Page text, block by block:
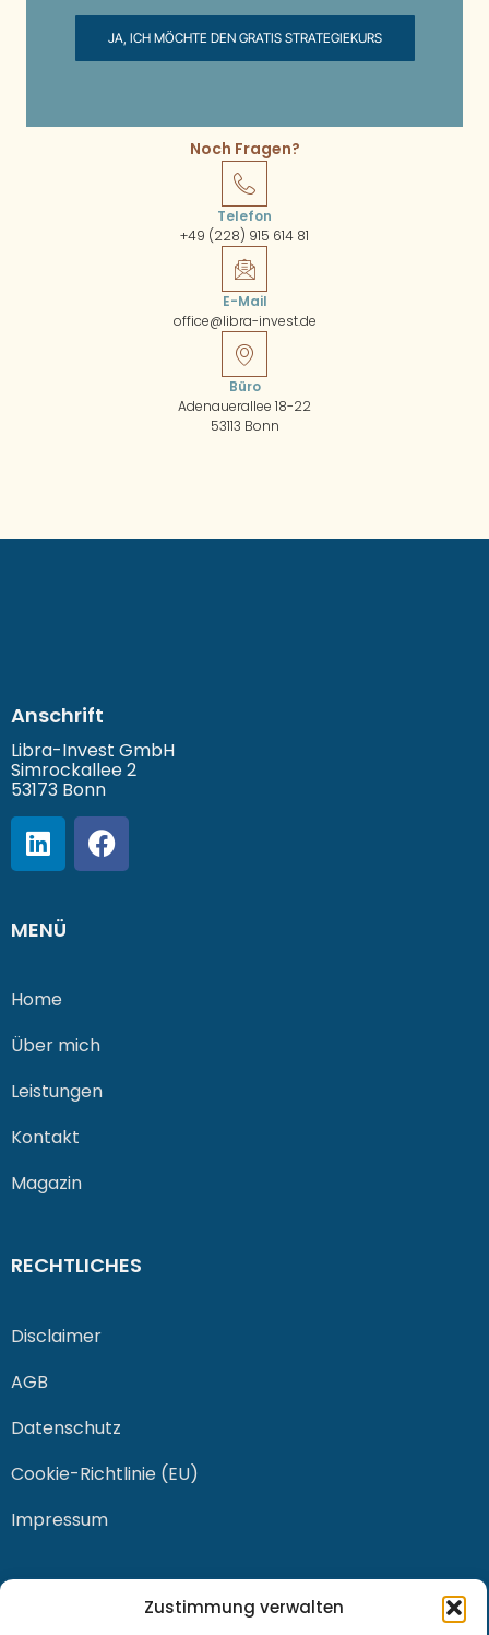
Zustimmung verwalten
JA, ICH MÖCHTE DEN GRATIS STRATEGIEKURS
Noch Fragen?
Telefon
+49 (228) 915 614 81
E-Mail
office@libra-invest.de
Büro
Adenauerallee 18-22
53113 Bonn
Anschrift
Libra-Invest GmbH
Simrockallee 2
53173 Bonn
MENÜ
Home
Über mich
Leistungen
Kontakt
Magazin
RECHTLICHES
Disclaimer
AGB
Datenschutz
Cookie-Richtlinie (EU)
Impressum